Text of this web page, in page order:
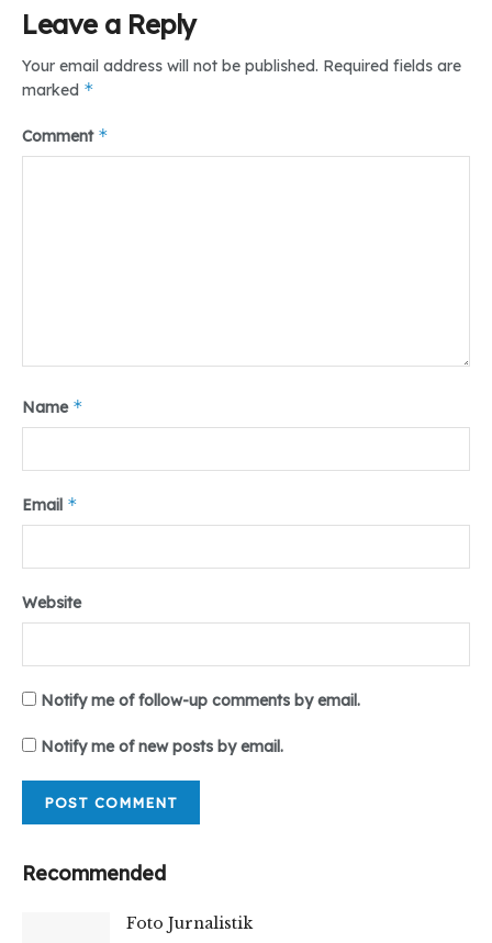
Leave a Reply
Your email address will not be published. Required fields are
marked *
Comment *
Name *
Email *
Website
Notify me of follow-up comments by email.
Notify me of new posts by email.
Recommended
Foto Jurnalistik